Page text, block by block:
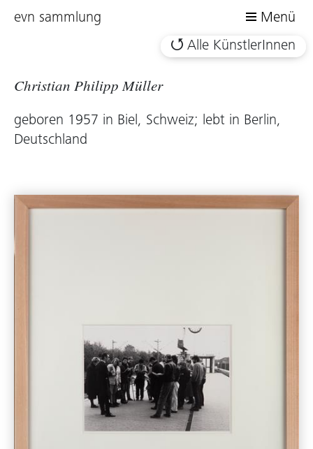
evn sammlung
Menü
Alle KünstlerInnen
Christian Philipp Müller
geboren 1957 in Biel, Schweiz; lebt in Berlin,
Deutschland